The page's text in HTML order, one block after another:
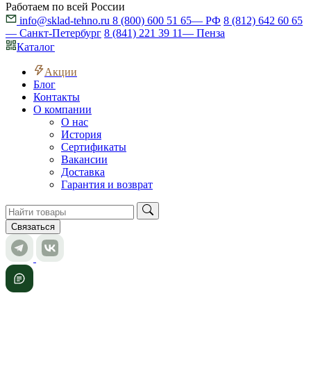
Работаем по всей России
info@sklad-tehno.ru 8 (800) 600 51 65— РФ 8 (812) 642 60 65
— Санкт-Петербург 8 (841) 221 39 11— Пенза
Каталог
Акции
Блог
Контакты
О компании
О нас
История
Сертификаты
Вакансии
Доставка
Гарантия и возврат
Связаться